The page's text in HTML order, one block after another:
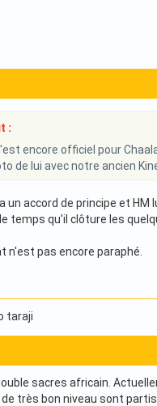
:
encore officiel pour
de lui avec notre ancien
un accord de principe et
temps qu'il clôture les
n'est pas encore paraphé.
taraji
sacres africain.
très bon niveau sont